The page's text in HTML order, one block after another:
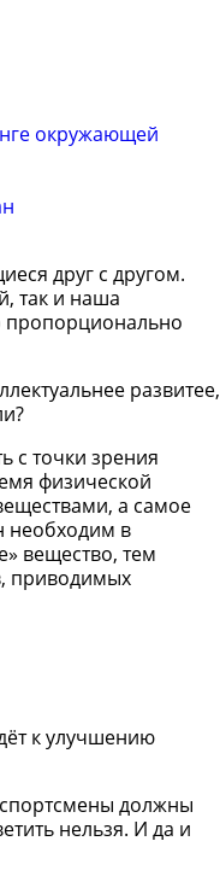
окружающей
друг с другом.
так и наша
пропорционально
развитее,
с точки зрения
физической
а самое
необходим в
вещество, тем
приводимых
к улучшению
спортсмены должны
нельзя. И да и